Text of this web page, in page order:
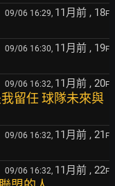
09/06 16:29, 11月前 , 18F
09/06 16:30, 11月前 , 19F
09/06 16:32, 11月前 , 20F
留任 球隊未來與
09/06 16:32, 11月前 , 21 F
09/06 16:32, 11月前 , 22F